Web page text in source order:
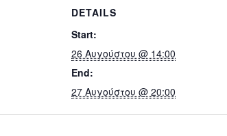
DETAILS
Start:
26 Αυγούστου @ 14:00
End:
27 Αυγούστου @ 20:00